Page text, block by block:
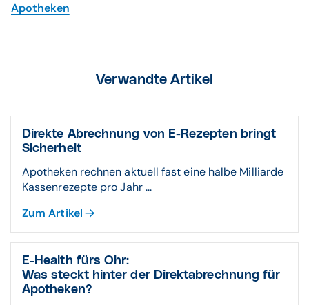
Apotheken
Verwandte Artikel
Direkte Abrechnung von E-Rezepten bringt
Sicherheit
Apotheken rechnen aktuell fast eine halbe Milliarde
Kassenrezepte pro Jahr ...
Zum Artikel
E-Health fürs Ohr:
Was steckt hinter der Direktabrechnung für
Apotheken?